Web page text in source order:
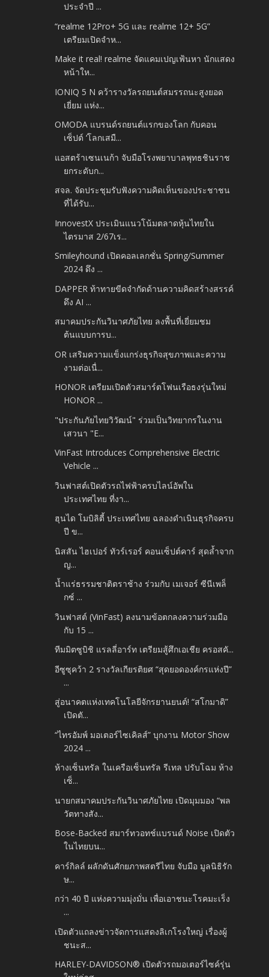
ประจำปี ...
“realme 12Pro+ 5G และ realme 12+ 5G”
เตรียมเปิดจำห...
Make it real! realme จัดแคมเปญเฟ้นหา นักแสดง
หน้าให...
IONIQ 5 N คว้ารางวัลรถยนต์สมรรถนะสูงยอด
เยี่ยม แห่ง...
OMODA แบรนด์รถยนต์แรกของโลก กับคอน
เซ็ปต์ ‘โลกเสมื...
แอสตร้าเซนเนก้า จับมือโรงพยาบาลพุทธชินราช
ยกระดับก...
สจล. จัดประชุมรับฟังความคิดเห็นของประชาชน
ที่ได้รับ...
InnovestX ประเมินแนวโน้มตลาดหุ้นไทยใน
ไตรมาส 2/67เร...
Smileyhound เปิดคอลเลกชั่น Spring/Summer
2024 ดึง ...
DAPPER ท้าทายขีดจำกัดด้านความคิดสร้างสรรค์
ดึง AI ...
สมาคมประกันวินาศภัยไทย ลงพื้นที่เยี่ยมชม
ต้นแบบการบ...
OR เสริมความแข็งแกร่งธุรกิจสุขภาพและความ
งามต่อเนื่...
HONOR เตรียมเปิดตัวสมาร์ตโฟนเรือธงรุ่นใหม่
HONOR ...
"ประกันภัยไทยวิวัฒน์" ร่วมเป็นวิทยากรในงาน
เสวนา "E...
VinFast Introduces Comprehensive Electric
Vehicle ...
วินฟาสต์เปิดตัวรถไฟฟ้าครบไลน์อัพใน
ประเทศไทย ที่งา...
ฮุนได โมบิลิตี้ ประเทศไทย ฉลองดำเนินธุรกิจครบ
ปี ข...
นิสสัน ไฮเปอร์ ทัวร์เรอร์ คอนเซ็ปต์คาร์ สุดล้ำจาก
ญ...
น้ำแร่ธรรมชาติตราช้าง ร่วมกับ เมเจอร์ ซีนีเพล็
กซ์ ...
วินฟาสต์ (VinFast) ลงนามข้อตกลงความร่วมมือ
กับ 15 ...
ทีมมิตซูบิชิ แรลลี่อาร์ท เตรียมสู้ศึกเอเชีย ครอสคั...
อีซูซุคว้า 2 รางวัลเกียรติยศ “สุดยอดองค์กรแห่งปี”
...
สู่อนาคตแห่งเทคโนโลยีจักรยานยนต์! “สโกมาดิ”
เปิดตั...
“ไทรอัมพ์ มอเตอร์ไซเคิลส์” บุกงาน Motor Show
2024 ...
ห้างเซ็นทรัล ในเครือเซ็นทรัล รีเทล ปรับโฉม ห้าง
เซ็...
นายกสมาคมประกันวินาศภัยไทย เปิดมุมมอง “พล
วัตทางสัง...
Bose-Backed สมาร์ทวอทช์แบรนด์ Noise เปิดตัว
ในไทยบน...
คาร์กิลล์ ผลักดันศักยภาพสตรีไทย จับมือ มูลนิธิรัก
ษ...
กว่า 40 ปี แห่งความมุ่งมั่น เพื่อเอาชนะโรคมะเร็ง
...
เปิดตัวแถลงข่าวจัดการแสดงลิเกโรงใหญ่ เรื่องผู้
ชนะส...
HARLEY-DAVIDSON® เปิดตัวรถมอเตอร์ไซค์รุ่น